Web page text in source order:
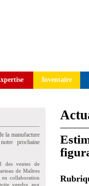
Inventaire
la manufacture
prochaine
des ventes de
de Maîtres
en collaboration
vendra aux